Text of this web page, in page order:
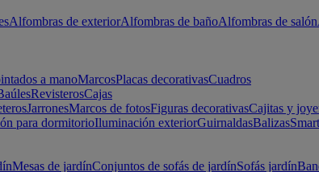
Alfombras de exteriorAlfombras de bañoAlfombras de salón
a manoMarcosPlacas decorativasCuadros
RevisterosCajas
JarronesMarcos de fotosFiguras decorativasCajitas y
para dormitorioIluminación exteriorGuirnaldasBalizas
Mesas de jardínConjuntos de sofás de jardínSofás jardín